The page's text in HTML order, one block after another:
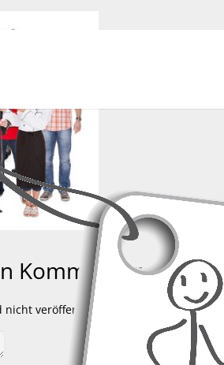
Kommentar
veröffentlicht. Erforderliche Felder